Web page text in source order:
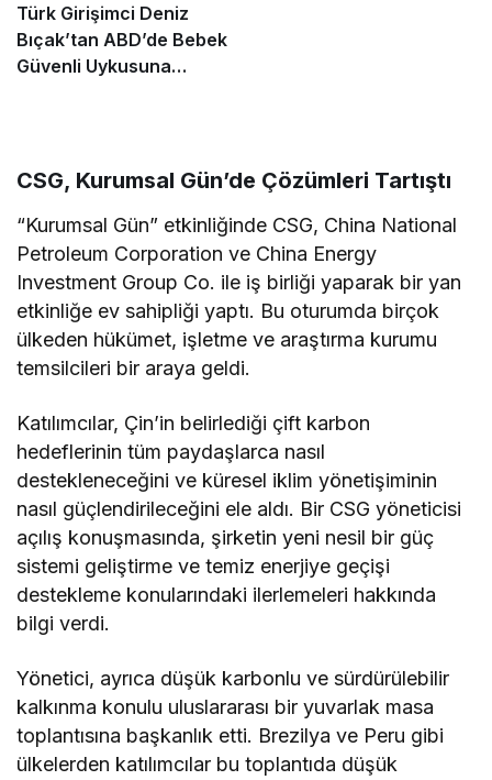
Türk Girişimci Deniz
Bıçak’tan ABD’de Bebek
Güvenli Uykusuna
CSG, Kurumsal Gün’de Çözümleri Tartıştı
“Kurumsal Gün” etkinliğinde CSG, China National
Petroleum Corporation ve China Energy
Investment Group Co. ile iş birliği yaparak bir yan
etkinliğe ev sahipliği yaptı. Bu oturumda birçok
ülkeden hükümet, işletme ve araştırma kurumu
temsilcileri bir araya geldi.
Katılımcılar, Çin’in belirlediği çift karbon
hedeflerinin tüm paydaşlarca nasıl
destekleneceğini ve küresel iklim yönetişiminin
nasıl güçlendirileceğini ele aldı. Bir CSG yöneticisi
açılış konuşmasında, şirketin yeni nesil bir güç
sistemi geliştirme ve temiz enerjiye geçişi
destekleme konularındaki ilerlemeleri hakkında
bilgi verdi.
Yönetici, ayrıca düşük karbonlu ve sürdürülebilir
kalkınma konulu uluslararası bir yuvarlak masa
toplantısına başkanlık etti. Brezilya ve Peru gibi
ülkelerden katılımcılar bu toplantıda düşük